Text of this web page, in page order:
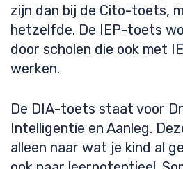
zijn dan bij de Cito-toets,
hetzelfde. De IEP-toets
door scholen die ook met
werken.
De DIA-toets staat voor
Intelligentie en Aanleg.
alleen naar wat je kind al